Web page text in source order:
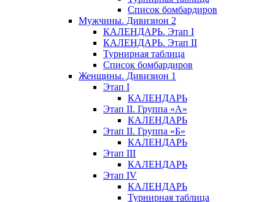
Список бомбардиров
Мужчины. Дивизион 2
КАЛЕНДАРЬ. Этап I
КАЛЕНДАРЬ. Этап II
Турнирная таблица
Список бомбардиров
Женщины. Дивизион 1
Этап I
КАЛЕНДАРЬ
Этап II. Группа «А»
КАЛЕНДАРЬ
Этап II. Группа «Б»
КАЛЕНДАРЬ
Этап III
КАЛЕНДАРЬ
Этап IV
КАЛЕНДАРЬ
Турнирная таблица